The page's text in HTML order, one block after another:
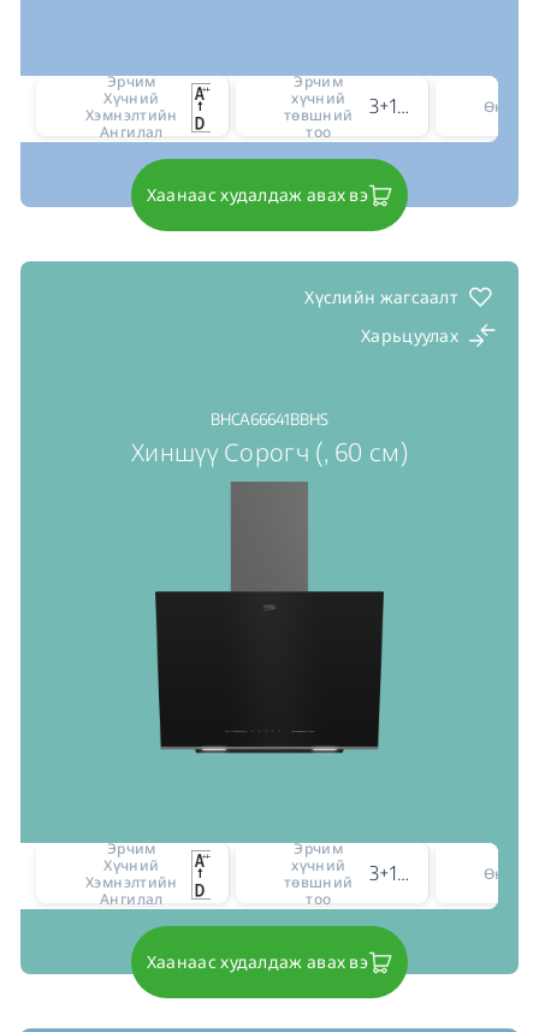
Эрчим
Хүчний
Хэмнэлтийн
Ангилал
Эрчим
хүчний
төвшний
тоо
3+1 intensive level Өнгө
Хаанаас худалдаж авах вэ
Хүслийн жагсаалт
Харьцуулах
BHCA66641BBHS
Хиншүү Сорогч (, 60 см)
Эрчим
Хүчний
Хэмнэлтийн
Ангилал
Эрчим
хүчний
төвшний
тоо
3+1 intensive level Өнгө
Хаанаас худалдаж авах вэ